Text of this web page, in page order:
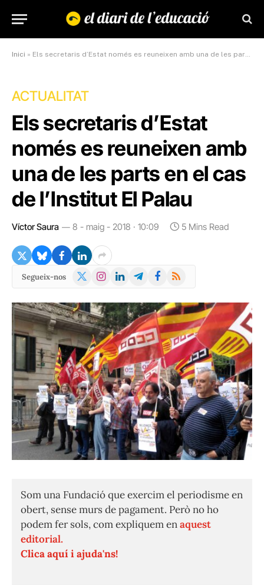
Inici » Els secretaris d’Estat només es reuneixen amb una de les parts en el cas de l’Institut El Palau
ACTUALITAT
Els secretaris d’Estat
només es reuneixen amb
una de les parts en el cas
de l’Institut El Palau
Víctor Saura 8 - maig - 2018 · 10:09 5 Mins Read
Segueix-nos
X
Instagram
LinkedInTelegramFacebook
RSS
Som una Fundació que exercim el periodisme en
obert, sense murs de pagament. Però no ho
podem fer sols, com expliquem enaquest
editorial.
Clica aquí i ajuda'ns!